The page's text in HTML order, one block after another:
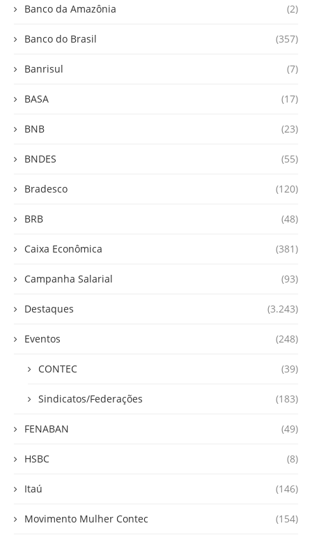
Banco da Amazônia (2)
Banco do Brasil (357)
Banrisul (7)
BASA (17)
BNB (23)
BNDES (55)
Bradesco (120)
BRB (48)
Caixa Econômica (381)
Campanha Salarial (93)
Destaques (3.243)
Eventos (248)
CONTEC (39)
Sindicatos/Federações (183)
FENABAN (49)
HSBC (8)
Itaú (146)
Movimento Mulher Contec (154)